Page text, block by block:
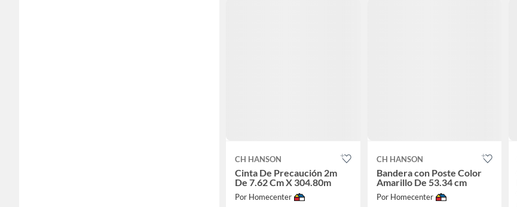
CH HANSON
Cinta De Precaución 2m
De 7.62 Cm X 304.80m
Por Homecenter
CH HANSON
Bandera con Poste Color
Amarillo De 53.34 cm
Por Homecenter